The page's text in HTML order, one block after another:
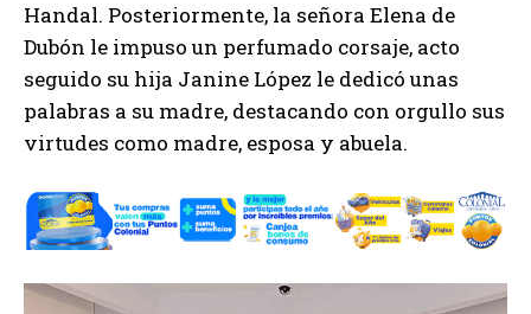
Handal. Posteriormente, la señora Elena de
Dubón le impuso un perfumado corsaje, acto
seguido su hija Janine López le dedicó unas
palabras a su madre, destacando con orgullo sus
virtudes como madre, esposa y abuela.